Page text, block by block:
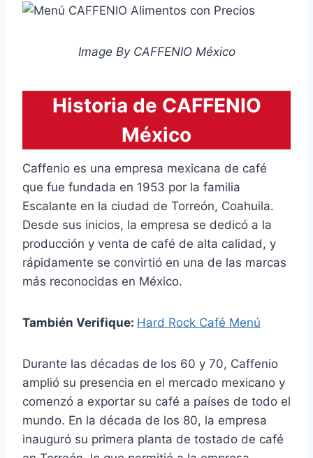
Image By CAFFENIO México
Historia de CAFFENIO
México
Caffenio es una empresa mexicana de café
que fue fundada en 1953 por la familia
Escalante en la ciudad de Torreón, Coahuila.
Desde sus inicios, la empresa se dedicó a la
producción y venta de café de alta calidad, y
rápidamente se convirtió en una de las marcas
más reconocidas en México.
También Verifique: Hard Rock Café Menú
Durante las décadas de los 60 y 70, Caffenio
amplió su presencia en el mercado mexicano y
comenzó a exportar su café a países de todo el
mundo. En la década de los 80, la empresa
inauguró su primera planta de tostado de café